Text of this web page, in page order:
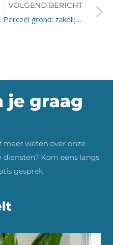
VOLGEND BERICHT
Perceel grond: zakelijk of privé?
je graag
meer weten over onze
Kom eens langs
gesprek.